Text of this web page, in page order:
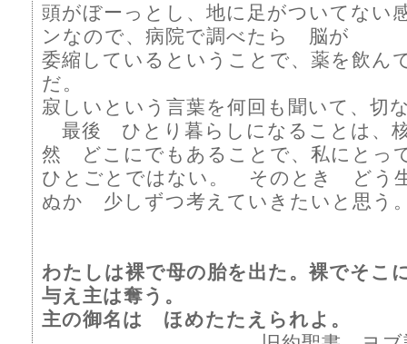
頭がぼーっとし、地に足がついてな
ンなので、病院で調べたら 脳が
委縮しているということで、薬を飲ん
だ。
寂しいという言葉を何回も聞いて、切
最後 ひとり暮らしになることは、
然 どこにでもあることで、私にとっ
ひとごとではない。 そのとき どう
ぬか 少しずつ考えていきたいと思う
わたしは裸で母の胎を出た。裸でそこ
与え主は奪う。
主の御名は ほめたたえられよ。